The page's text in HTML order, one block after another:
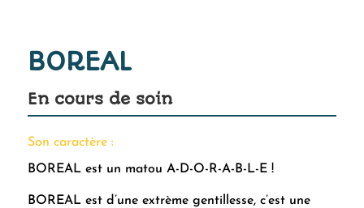
BOREAL
En cours de soin
Son caractère :
BOREAL est un matou A-D-O-R-A-B-L-E !
BOREAL est d’une extrème gentillesse, c’est une